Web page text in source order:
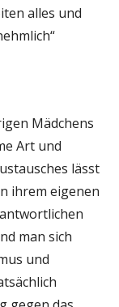
alles und
Mädchens
Art und
lässt
ihrem eigenen
man sich
und